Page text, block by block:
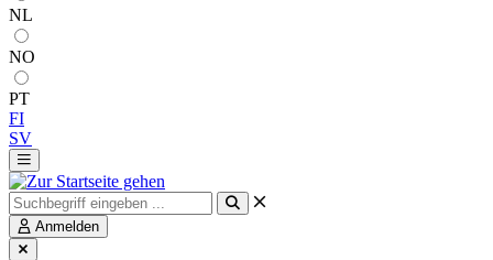
NL
NO
PT
FI
SV
Anmelden